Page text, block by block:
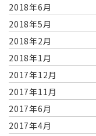
2018年6月
2018年5月
2018年2月
2018年1月
2017年12月
2017年11月
2017年6月
2017年4月